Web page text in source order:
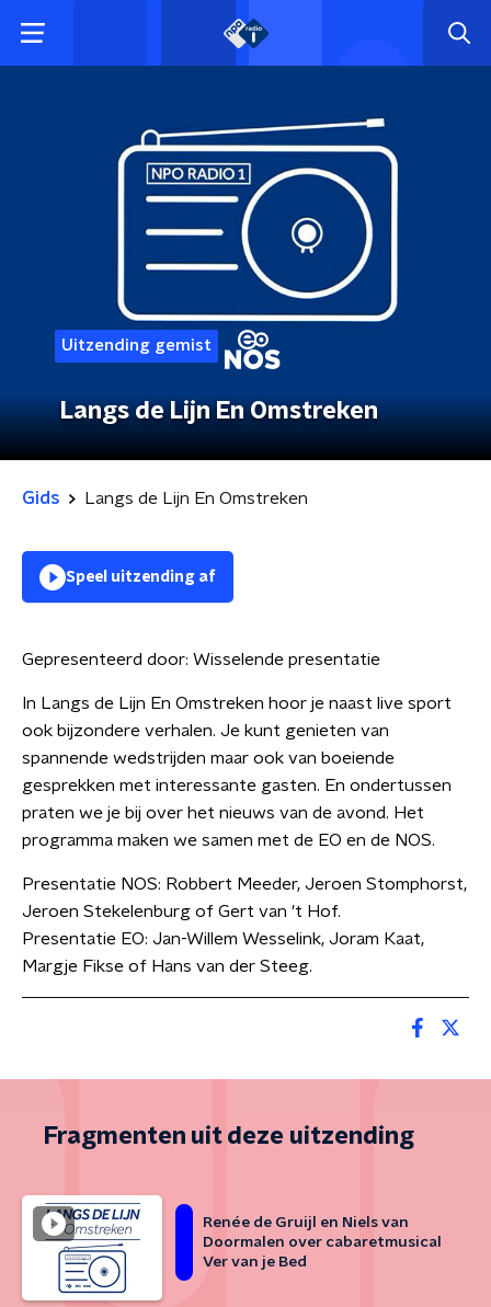
Uitzending gemist
Langs de Lijn En Omstreken
Gids Langs de Lijn En Omstreken
Speel uitzending af
Gepresenteerd door: Wisselende presentatie
In Langs de Lijn En Omstreken hoor je naast live sport
ook bijzondere verhalen. Je kunt genieten van
spannende wedstrijden maar ook van boeiende
gesprekken met interessante gasten. En ondertussen
praten we je bij over het nieuws van de avond. Het
programma maken we samen met de EO en de NOS.
Presentatie NOS: Robbert Meeder, Jeroen Stomphorst,
Jeroen Stekelenburg of Gert van 't Hof.
Presentatie EO: Jan-Willem Wesselink, Joram Kaat,
Margje Fikse of Hans van der Steeg.
Fragmenten uit deze uitzending
Renée de Gruijl en Niels van
Doormalen over cabaretmusical
Ver van je Bed